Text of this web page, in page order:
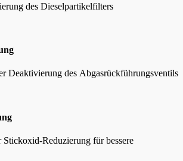
des Dieselpartikelfilters
Deaktivierung des Abgasrückführungsventils
Stickoxid-Reduzierung für bessere